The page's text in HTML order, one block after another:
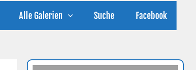
Alle Galerien Suche Facebook